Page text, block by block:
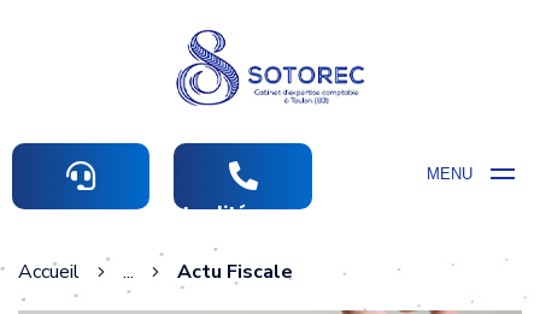
MENU
Actualités comptables
Accueil ... Actu Fiscale